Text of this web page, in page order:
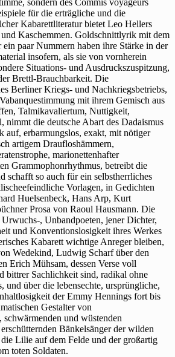
sondern des Commis voyageurs
für die erträgliche und die
Kabarettliteratur bietet Leo Hellers
Kaschemmen. Goldschnittlyrik mit dem
paar Nummern haben ihre Stärke in der
insofern, als sie von vornherein
Situations- und Ausdruckszuspitzung,
Brettl-Brauchbarkeit. Die
Berliner Kriegs- und Nachkriegsbetriebs,
mit ihrem Gemisch aus
Talmikavaliertum, Nuttigkeit,
nimmt die deutsche Abart des Dadaismus
auf, erbarmungslos, exakt, mit nötiger
artigem Draufloshämmern,
marionettenhafter
Grammophonrhythmus, betreibt die
schafft so auch für ein selbstherrliches
Vorlagen, in Gedichten
Huelsenbeck, Hans Arp, Kurt
Prosa von Raoul Hausmann. Die
, Unbandpoeten, jener Dichter,
und Konventionslosigkeit ihres Werkes
Kabarett wichtige Anreger bleiben,
Wedekind, Ludwig Scharf über den
Erich Mühsam, dessen Verse voll
bittrer Sachlichkeit sind, radikal ohne
und über die lebensechte, ursprüngliche,
der Emmy Hennings fort bis
Gestalter von
schwärmenden und wüstenden
Bänkelsänger der wilden
Lilie auf dem Felde und der großartig
toten Soldaten.